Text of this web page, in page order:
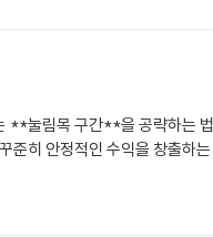
**눌림목 구간**을 공략하는
히 안정적인 수익을 창출하